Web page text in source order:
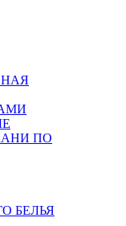
ПО
БЕЛЬЯ